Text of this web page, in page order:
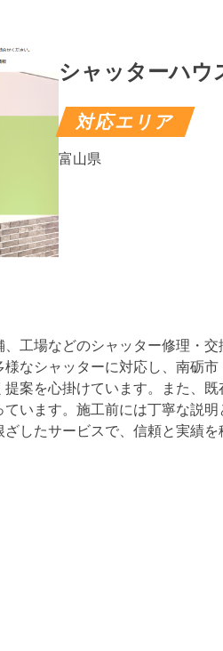
シャッターハウ
対応エリア
富山県
工場などのシャッター修理・
なシャッターに対応し、南砺
案を心掛けています。また、
います。施工前には丁寧な説
したサービスで、信頼と実績を